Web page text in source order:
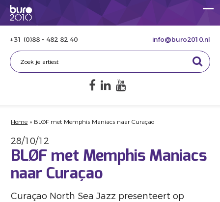
+31 (0)88 - 482 82 40 info@buro2010.nl
Home » BLØF met Memphis Maniacs naar Curaçao
28/10/12
BLØF met Memphis Maniacs
naar Curaçao
Curaçao North Sea Jazz presenteert op